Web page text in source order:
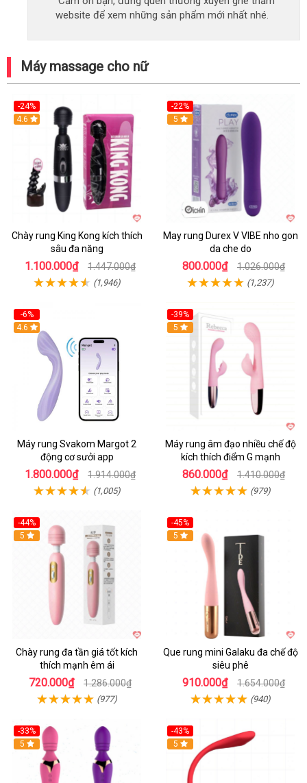
website để xem những sản phẩm mới nhất nhé.
Máy massage cho nữ
-24%
4.6
Chày rung King Kong kích thích
sâu đa năng
1.100.000₫ 1.447.000₫
(1,946)
-22%
Hot
5
May rung Durex V VIBE nho gon
da che do
800.000₫ 1.026.000₫
(1,237)
-6%
4.6
Máy rung Svakom Margot 2
động cơ sưởi app
1.800.000₫ 1.914.000₫
(1,005)
-39%
Hot
5
Máy rung âm đạo nhiều chế độ
kích thích điểm G mạnh
860.000₫ 1.410.000₫
(979)
-44%
Hot
5
Chày rung đa tần giá tốt kích
thích mạnh êm ái
720.000₫ 1.286.000₫
(977)
-45%
Hot
5
Que rung mini Galaku đa chế độ
siêu phê
910.000₫ 1.654.000₫
(940)
-33%
Hot
5
-43%
Hot
5